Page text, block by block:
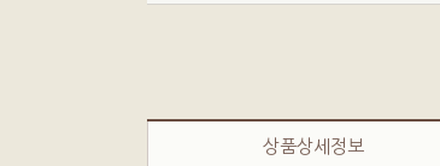
상품상세정보